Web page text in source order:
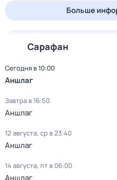
Больше
Сарафан
Сегодня в 10:00
Аншлаг
Завтра в 16:50
Аншлаг
12 августа, ср в 23:40
Аншлаг
14 августа, пт в 06:00
Аншлаг